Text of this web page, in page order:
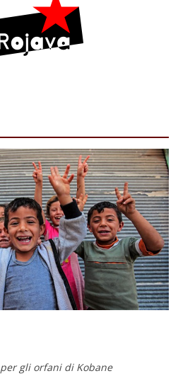
per gli orfani di Kobane